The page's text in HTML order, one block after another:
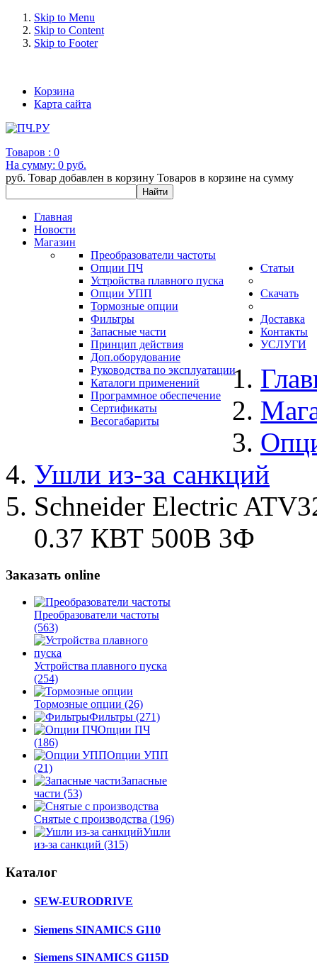
Skip to Menu
Skip to Content
Skip to Footer
Корзина
Карта сайта
Товаров : 0
На сумму: 0 руб.
руб. Товар добавлен в корзину Товаров в корзине на сумму
Главная
Новости
Магазин
Преобразователи частоты
Опции ПЧ
Устройства плавного пуска
Опции УПП
Тормозные опции
Фильтры
Запасные части
Статьи
Принцип действия
Доп.оборудование
Скачать
Руководства по эксплуатации
Каталоги применений
Программное обеспечение
Сертификаты
Весогабариты
Доставка
Контакты
УСЛУГИ
Ушли из-за санкций
Schneider Electric
0.37 КВТ 500В 3Ф
Заказать online
Преобразователи частоты
(563)
Устройства плавного пуска
(254)
Тормозные опции (26)
Фильтры (271)
Опции ПЧ
(186)
Опции УПП
(21)
Запасные
части (53)
Снятые с производства (196)
Ушли
из-за санкций (315)
Каталог
SEW-EURODRIVE
Siemens SINAMICS G110
Siemens SINAMICS G115D